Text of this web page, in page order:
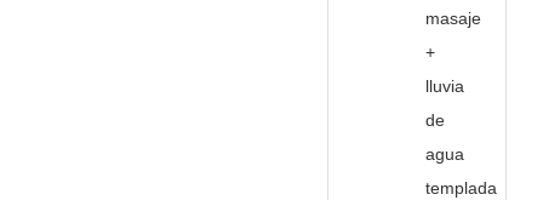
masaje
+
lluvia
de
agua
templada